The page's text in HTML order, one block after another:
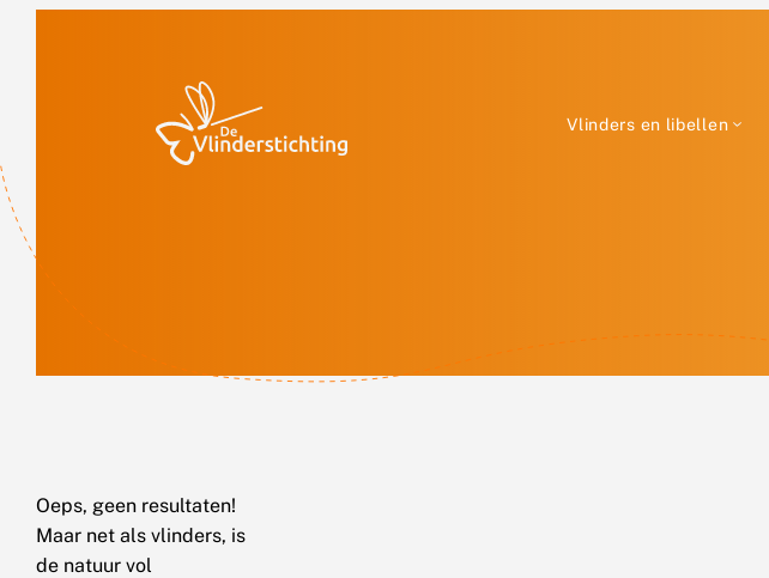
Vlinders en libellen
Oeps, geen resultaten!
Maar net als vlinders, is
de natuur vol